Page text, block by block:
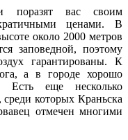
поразят вас своим
ценами. В
около 2000 метров
заповедной, поэтому
гарантированы. К
а в городе хорошо
Есть еще несколько
которых Краньска
отмечен многими